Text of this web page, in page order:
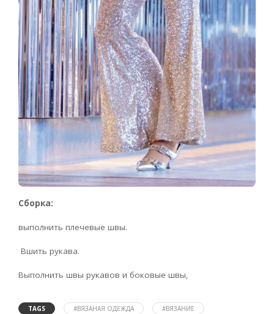
Сборка:
выполнить плечевые швы.
Вшить рукава.
Выполнить швы рукавов и боковые швы,
TAGS #ВЯЗАНАЯ ОДЕЖДА
#ВЯЗАНИЕ